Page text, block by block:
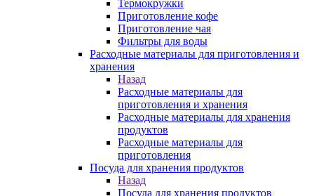
Термокружки
Приготовление кофе
Приготовление чая
Фильтры для воды
Расходные материалы для приготовления и
хранения
Назад
Расходные материалы для
приготовления и хранения
Расходные материалы для хранения
продуктов
Расходные материалы для
приготовления
Посуда для хранения продуктов
Назад
Посуда для хранения продуктов